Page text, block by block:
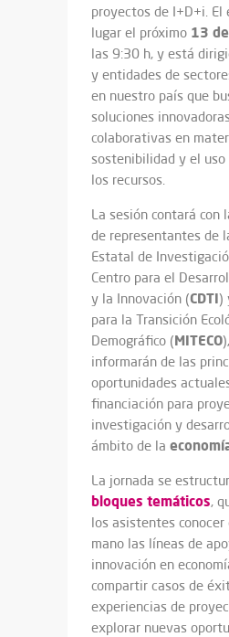
proyectos de I+D+i.
lugar el próximo 13
las 9:30 h, y está
y entidades de
en nuestro país que
soluciones
colaborativas en
sostenibilidad y el
los recursos.
La sesión contará con
de representantes de
Estatal de
Centro para el
y la Innovación (CDTI)
para la Transición
Demográfico (MITECO
informarán de las
oportunidades
financiación para
investigación y
ámbito de la
La jornada se
bloques temáticos,
los asistentes conocer
mano las líneas de
innovación en
compartir casos de
experiencias de
explorar nuevas